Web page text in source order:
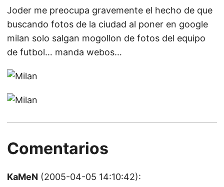
Joder me preocupa gravemente el hecho de que
buscando fotos de la ciudad al poner en google
milan solo salgan mogollon de fotos del equipo
de futbol… manda webos…
Comentarios
KaMeN (2005-04-05 14:10:42):